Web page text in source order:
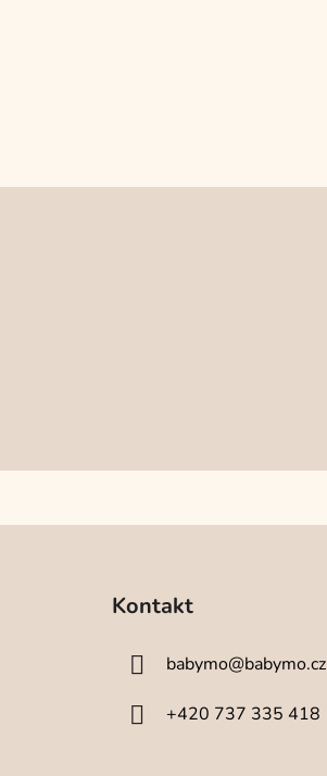
Kontakt
babymo@babymo.cz
+420 737 335 418